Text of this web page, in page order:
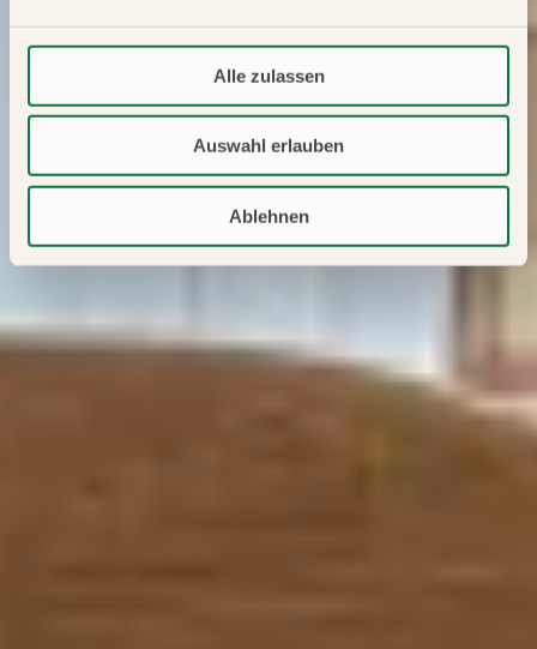
Alle zulassen
Auswahl erlauben
Ablehnen